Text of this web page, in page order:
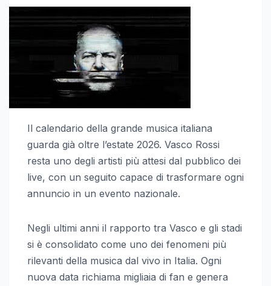
Il calendario della grande musica italiana
guarda già oltre l’estate 2026. Vasco Rossi
resta uno degli artisti più attesi dal pubblico dei
live, con un seguito capace di trasformare ogni
annuncio in un evento nazionale.
Negli ultimi anni il rapporto tra Vasco e gli stadi
si è consolidato come uno dei fenomeni più
rilevanti della musica dal vivo in Italia. Ogni
nuova data richiama migliaia di fan e genera